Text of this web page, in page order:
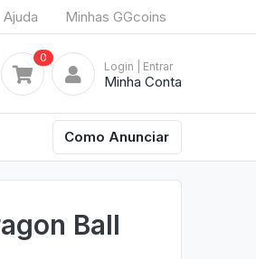
Ajuda Minhas GGcoins
0
Login | Entrar
Minha Conta
Como Anunciar
Ball